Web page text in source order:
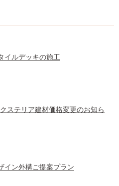
イルデッキの施工
ステリア建材価格変更のお知ら
イン外構ご提案プラン